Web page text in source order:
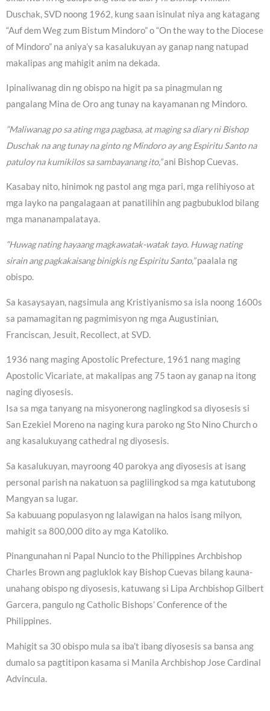
Duschak, SVD noong 1962, kung saan isinulat niya ang katagang
“Auf dem Weg zum Bistum Mindoro” o “On the way to the Diocese
of Mindoro” na aniya’y sa kasalukuyan ay ganap nang natupad
makalipas ang mahigit anim na dekada.
Ipinaliwanag din ng obispo na higit pa sa pinagmulan ng
pangalang Mina de Oro ang tunay na kayamanan ng Mindoro.
“Maliwanag po sa ating mga pagbasa, at maging sa diary ni Bishop
Duschak na ang tunay na ginto ng Mindoro ay ang Espiritu Santo na
patuloy na kumikilos sa sambayanang ito,”ani Bishop Cuevas.
Kasabay nito, hinimok ng pastol ang mga pari, mga relihiyoso at
mga layko na pangalagaan at panatilihin ang pagbubuklod bilang
mga mananampalataya.
“Huwag nating hayaang magkawatak-watak tayo. Huwag nating
sirain ang pagkakaisang binigkis ng Espiritu Santo,”paalala ng
obispo.
Sa kasaysayan, nagsimula ang Kristiyanismo sa isla noong 1600s
sa pamamagitan ng pagmimisyon ng mga Augustinian,
Franciscan, Jesuit, Recollect, at SVD.
1936 nang maging Apostolic Prefecture, 1961 nang maging
Apostolic Vicariate, at makalipas ang 75 taon ay ganap na itong
naging diyosesis.
Isa sa mga tanyang na misyonerong naglingkod sa diyosesis si
San Ezekiel Moreno na naging kura paroko ng Sto Nino Church o
ang kasalukuyang cathedral ng diyosesis.
Sa kasalukuyan, mayroong 40 parokya ang diyosesis at isang
personal parish na nakatuon sa paglilingkod sa mga katutubong
Mangyan sa lugar.
Sa kabuuang populasyon ng lalawigan na halos isang milyon,
mahigit sa 800,000 dito ay mga Katoliko.
Pinangunahan ni Papal Nuncio to the Philippines Archbishop
Charles Brown ang pagluklok kay Bishop Cuevas bilang kauna-
unahang obispo ng diyosesis, katuwang si Lipa Archbishop Gilbert
Garcera, pangulo ng Catholic Bishops’ Conference of the
Philippines.
Mahigit sa 30 obispo mula sa iba’t ibang diyosesis sa bansa ang
dumalo sa pagtitipon kasama si Manila Archbishop Jose Cardinal
Advincula.